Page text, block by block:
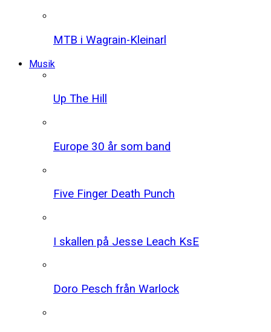
MTB i Wagrain-Kleinarl
Musik
Up The Hill
Europe 30 år som band
Five Finger Death Punch
I skallen på Jesse Leach KsE
Doro Pesch från Warlock